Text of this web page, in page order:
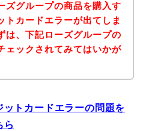
ズグループの商品を購入す
トカードエラーが出てしま
は、下記ローズグループの
ェックされてみてはいかが
ットカードエラーの問題を
ら